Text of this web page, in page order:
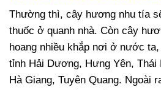
Thường thì, cây hương nhu tía
thuốc ở quanh nhà. Còn cây
hoang nhiều khắp nơi ở nước
tỉnh Hải Dương, Hưng Yên, Thái
Hà Giang, Tuyên Quang. Ngoài